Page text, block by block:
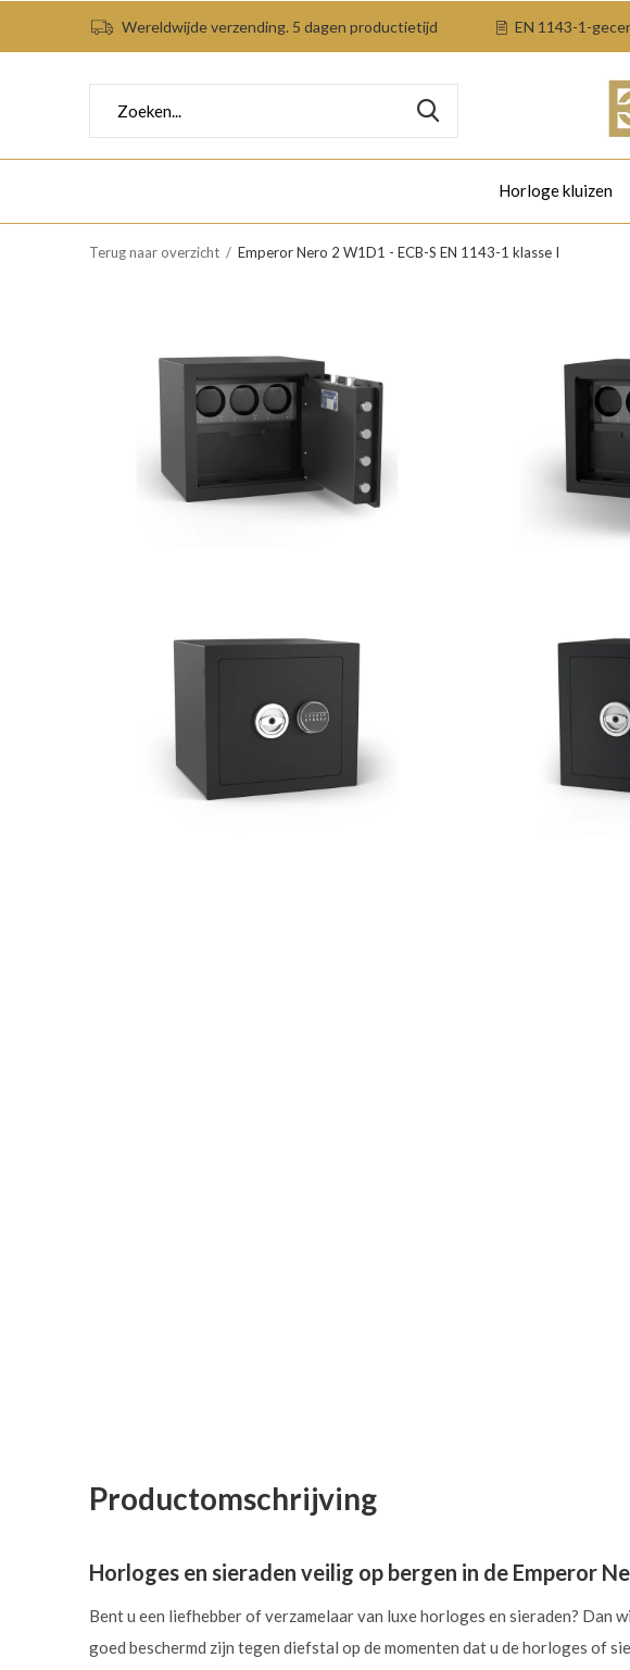
Horloge kluizen
Wereldwijde verzending. 5 dagen productietijd EN 1143-1-
Terug naar overzicht Emperor Nero 2 W1D1 - ECB-S EN 1143-1 klasse I
Productomschrijving
Horloges en sieraden veilig op bergen in de Emperor
Bent u een liefhebber of verzamelaar van luxe horloges en sieraden? Dan
goed beschermd zijn tegen diefstal op de momenten dat u de horloges of